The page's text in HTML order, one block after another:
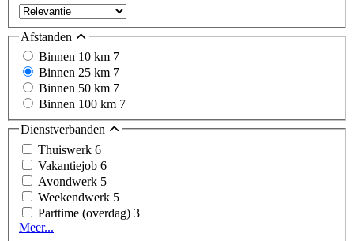
Afstanden
Binnen 10 km 7
Binnen 25 km 7
Binnen 50 km 7
Binnen 100 km 7
Dienstverbanden
Thuiswerk 6
Vakantiejob 6
Avondwerk 5
Weekendwerk 5
Parttime (overdag) 3
Meer...